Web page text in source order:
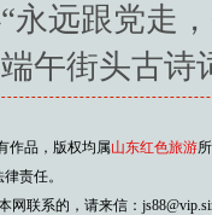
永远跟党走
午街头古诗
作品，版权均属山东红色旅游
责任。
联系的，请来信：